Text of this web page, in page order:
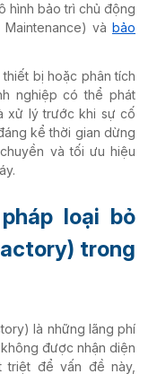
hình bảo trì chủ động
Maintenance) và bảo
bị hoặc phân tích
nghiệp có thể phát
xử lý trước khi sự cố
kể thời gian dừng
và tối ưu hiệu
loại bỏ
trong
là những lãng phí
được nhận diện
để vấn đề này,